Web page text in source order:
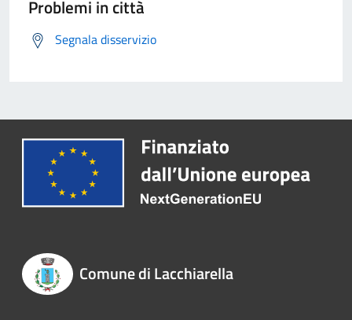
Problemi in città
Segnala disservizio
Comune di Lacchiarella